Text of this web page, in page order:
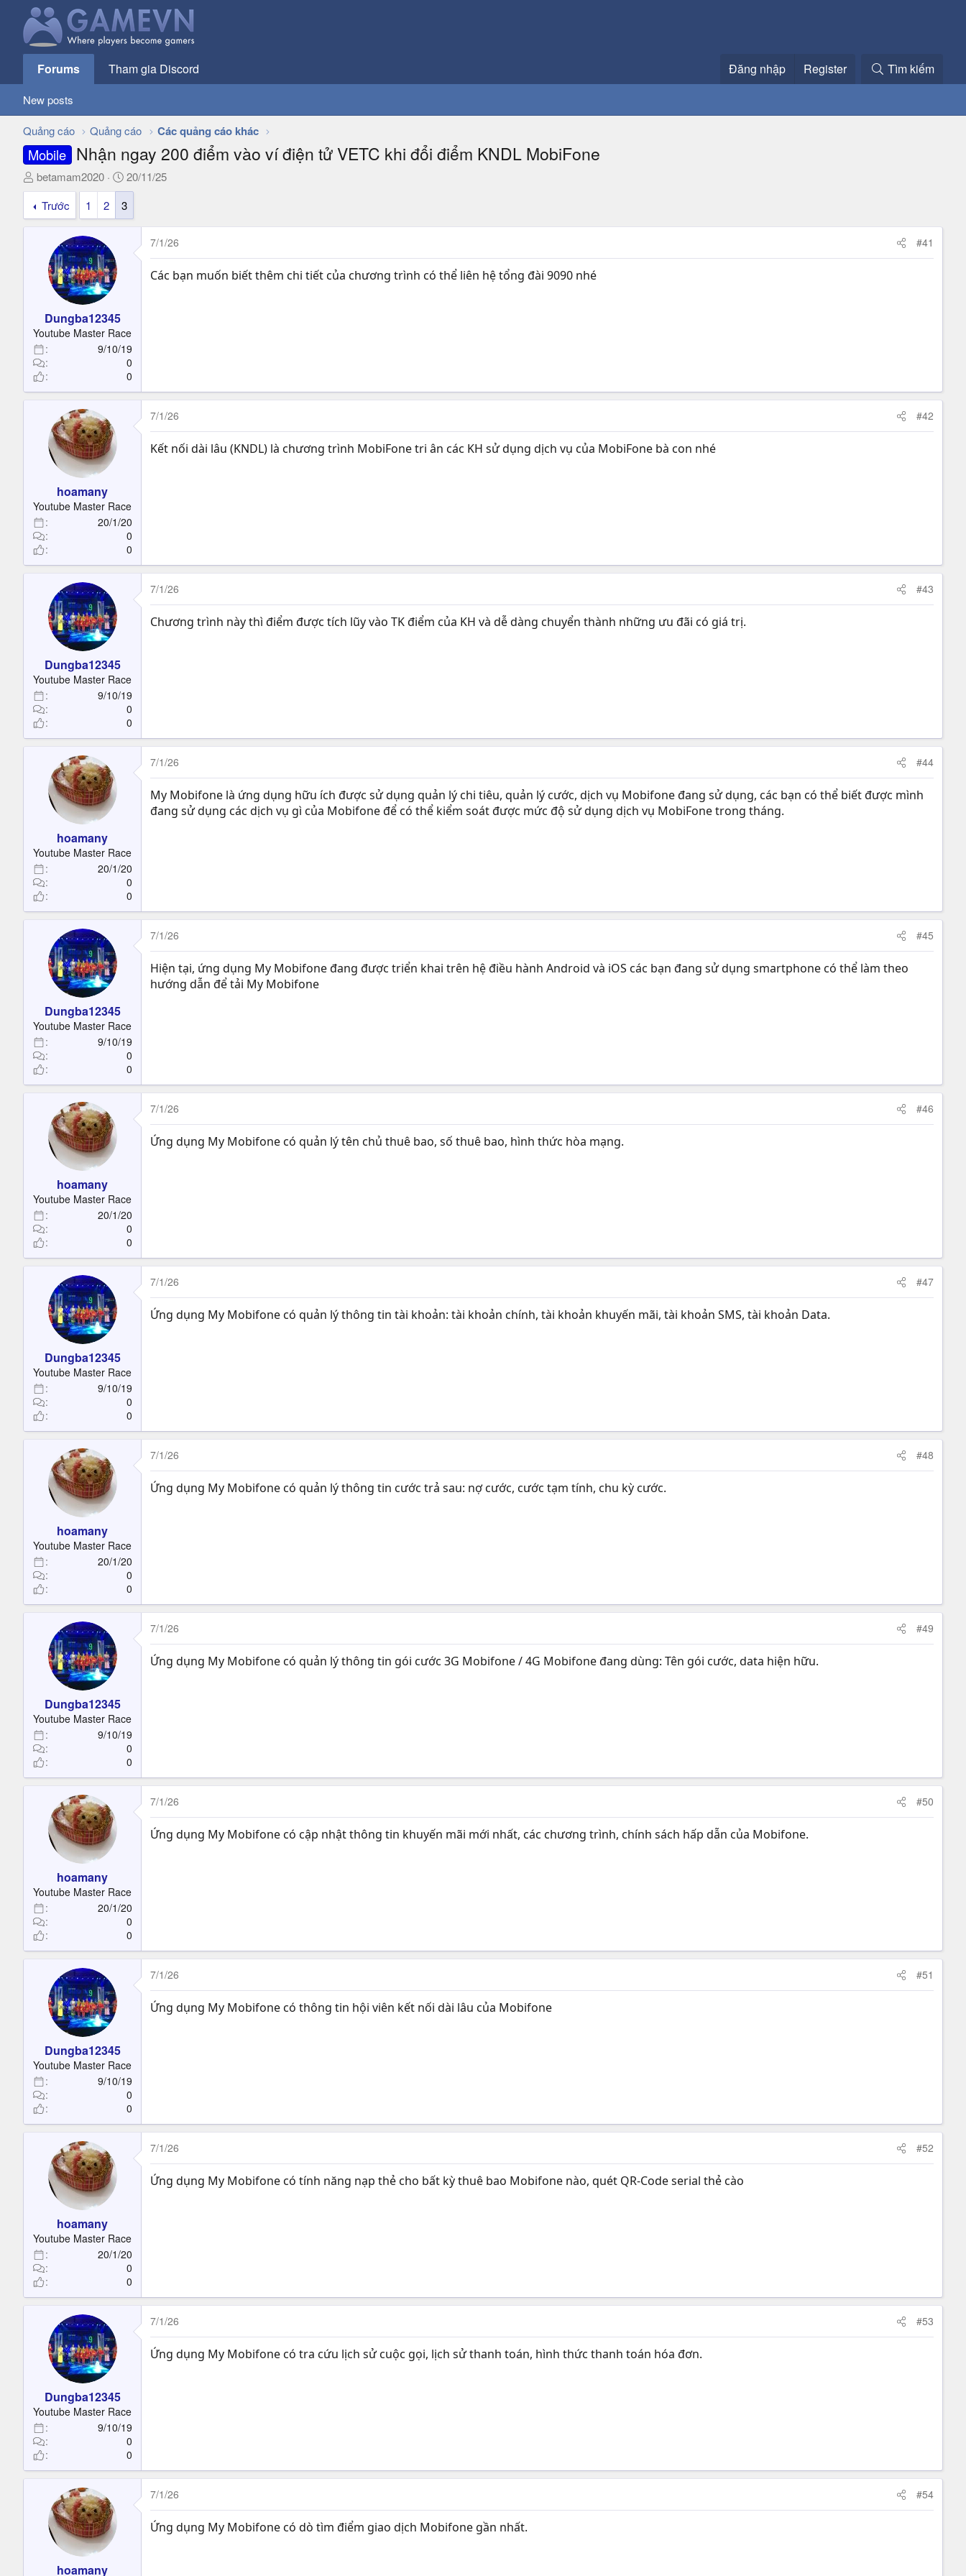
Forums Tham gia Discord Đăng nhập Register Tìm kiếm
New posts
Quảng cáo Quảng cáo Các quảng cáo khác
Mobile Nhận ngay 200 điểm vào ví điện tử VETC khi đổi điểm KNDL MobiFone
T
h
e
t
e
r
betamam2020
N
g
à
y
20/11/25
Trước
1 2 3
Dungba12345
Youtube Master Race
9/10/19
0
0
7/1/26 #41
Các bạn muốn biết thêm chi tiết của chương trình có thể liên hệ tổng đài 9090 nhé
hoamany
Youtube Master Race
20/1/20
0
0
7/1/26 #42
Kết nối dài lâu (KNDL) là chương trình MobiFone tri ân các KH sử dụng dịch vụ của MobiFone bà con nhé
Dungba12345
Youtube Master Race
9/10/19
0
0
7/1/26 #43
Chương trình này thì điểm được tích lũy vào TK điểm của KH và dễ dàng chuyển thành những ưu đãi có giá trị.
hoamany
Youtube Master Race
20/1/20
0
0
7/1/26 #44
My Mobifone là ứng dụng hữu ích được sử dụng quản lý chi tiêu, quản lý cước, dịch vụ Mobifone đang sử dụng, các bạn có thể biết được mình
đang sử dụng các dịch vụ gì của Mobifone để có thể kiểm soát được mức độ sử dụng dịch vụ MobiFone trong tháng.
Dungba12345
Youtube Master Race
9/10/19
0
0
7/1/26 #45
Hiện tại, ứng dụng My Mobifone đang được triển khai trên hệ điều hành Android và iOS các bạn đang sử dụng smartphone có thể làm theo
hướng dẫn để tải My Mobifone
hoamany
Youtube Master Race
20/1/20
0
0
7/1/26 #46
Ứng dụng My Mobifone có quản lý tên chủ thuê bao, số thuê bao, hình thức hòa mạng.
Dungba12345
Youtube Master Race
9/10/19
0
0
7/1/26 #47
Ứng dụng My Mobifone có quản lý thông tin tài khoản: tài khoản chính, tài khoản khuyến mãi, tài khoản SMS, tài khoản Data.
hoamany
Youtube Master Race
20/1/20
0
0
7/1/26 #48
Ứng dụng My Mobifone có quản lý thông tin cước trả sau: nợ cước, cước tạm tính, chu kỳ cước.
Dungba12345
Youtube Master Race
9/10/19
0
0
7/1/26 #49
Ứng dụng My Mobifone có quản lý thông tin gói cước 3G Mobifone / 4G Mobifone đang dùng: Tên gói cước, data hiện hữu.
hoamany
Youtube Master Race
20/1/20
0
0
7/1/26 #50
Ứng dụng My Mobifone có cập nhật thông tin khuyến mãi mới nhất, các chương trình, chính sách hấp dẫn của Mobifone.
Dungba12345
Youtube Master Race
9/10/19
0
0
7/1/26 #51
Ứng dụng My Mobifone có thông tin hội viên kết nối dài lâu của Mobifone
hoamany
Youtube Master Race
20/1/20
0
0
7/1/26 #52
Ứng dụng My Mobifone có tính năng nạp thẻ cho bất kỳ thuê bao Mobifone nào, quét QR-Code serial thẻ cào
Dungba12345
Youtube Master Race
9/10/19
0
0
7/1/26 #53
Ứng dụng My Mobifone có tra cứu lịch sử cuộc gọi, lịch sử thanh toán, hình thức thanh toán hóa đơn.
hoamany
7/1/26 #54
Ứng dụng My Mobifone có dò tìm điểm giao dịch Mobifone gần nhất.